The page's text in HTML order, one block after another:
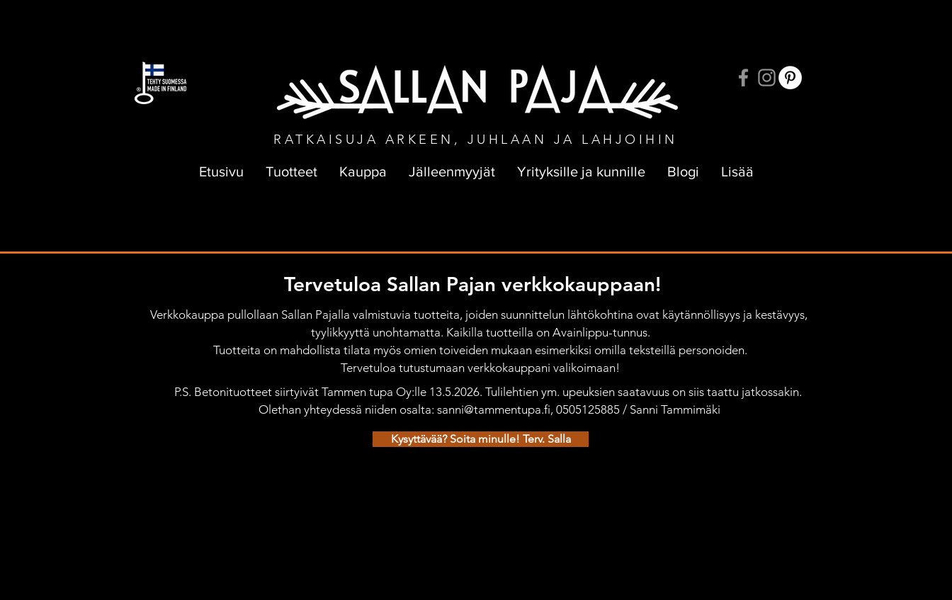
RATKAISUJA ARKEEN, JUHLAAN JA LAHJOIHIN
Etusivu Tuotteet Kauppa Jälleenmyyjät Yrityksille ja kunnille Blogi Lisää
Tervetuloa Sallan Pajan verkkokauppaan!
Verkkokauppa pullollaan Sallan Pajalla valmistuvia tuotteita, joiden suunnittelun lähtökohtina ovat käytännöllisyys ja kestävyys,
tyylikkyyttä unohtamatta. Kaikilla tuotteilla on Avainlippu-tunnus.
Tuotteita on mahdollista tilata myös omien toiveiden mukaan esimerkiksi omilla teksteillä personoiden.
Tervetuloa tutustumaan verkkokauppani valikoimaan!
P.S. Betonituotteet siirtyivät Tammen tupa Oy:lle 13.5.2026. Tulilehtien ym. upeuksien saatavuus on siis taattu jatkossakin.
Olethan yhteydessä niiden osalta: sanni@tammentupa.fi, 0505125885 / Sanni Tammimäki
Kysyttävää? Soita minulle! Terv. Salla